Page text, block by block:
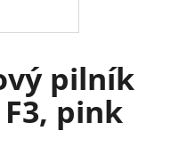
pilník
pink